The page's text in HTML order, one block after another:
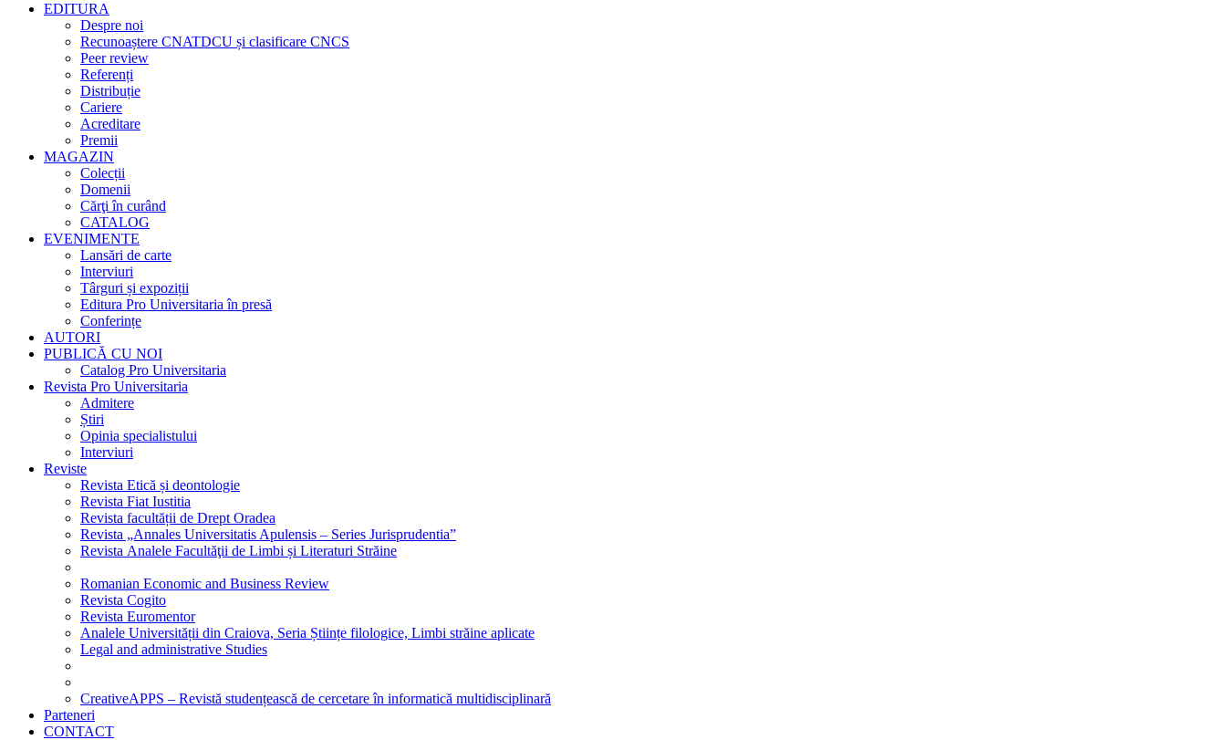
EDITURA
Despre noi
Recunoaștere CNATDCU și clasificare CNCS
Peer review
Referenți
Distribuție
Cariere
Acreditare
Premii
MAGAZIN
Colecții
Domenii
Cărţi în curând
CATALOG
EVENIMENTE
Lansări de carte
Interviuri
Târguri și expoziții
Editura Pro Universitaria în presă
Conferințe
AUTORI
PUBLICĂ CU NOI
Catalog Pro Universitaria
Revista Pro Universitaria
Admitere
Știri
Opinia specialistului
Interviuri
Reviste
Revista Etică și deontologie
Revista Fiat Iustitia
Revista facultății de Drept Oradea
Revista „Annales Universitatis Apulensis – Series Jurisprudentia”
Revista Analele Facultăţii de Limbi și Literaturi Străine
Romanian Economic and Business Review
Revista Cogito
Revista Euromentor
Analele Universității din Craiova, Seria Științe filologice, Limbi străine aplicate
Legal and administrative Studies
CreativeAPPS – Revistă studențească de cercetare în informatică multidisciplinară
Parteneri
CONTACT